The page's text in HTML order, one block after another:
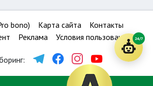
bono) Карта сайта
Контакты
Реклама Условия пользования 24/7